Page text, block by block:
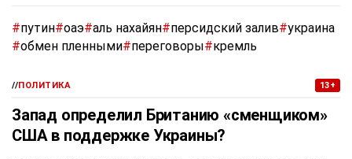
#путин#оаэ#аль нахайян#персидский залив#украина
#обмен пленными#переговоры#кремль
//ПОЛИТИКА 13+
Запад определил Британию «сменщиком»
США в поддержке Украины?